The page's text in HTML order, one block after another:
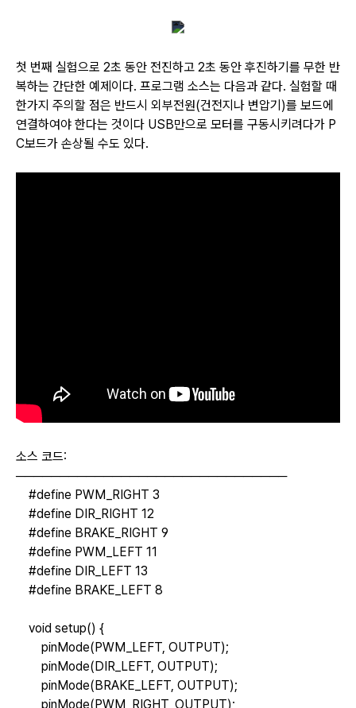
첫 번째 실험으로 2초 동안 전진하고 2초 동안 후진하기를 무한 반
복하는 간단한 예제이다. 프로그램 소스는 다음과 같다. 실험할 때
한가지 주의할 점은 반드시 외부전원(건전지나 변압기)를 보드에
연결하여야 한다는 것이다 USB만으로 모터를 구동시키려다가 P
C보드가 손상될 수도 있다.
소스 코드:
───────────────────────────────
#define PWM_RIGHT 3
#define DIR_RIGHT 12
#define BRAKE_RIGHT 9
#define PWM_LEFT 11
#define DIR_LEFT 13
#define BRAKE_LEFT 8
void setup() {
pinMode(PWM_LEFT, OUTPUT);
pinMode(DIR_LEFT, OUTPUT);
pinMode(BRAKE_LEFT, OUTPUT);
pinMode(PWM_RIGHT, OUTPUT);